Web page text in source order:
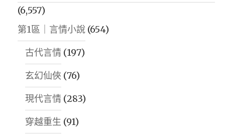
(6,557)
第1區｜言情小說 (654)
古代言情 (197)
玄幻仙俠 (76)
現代言情 (283)
穿越重生 (91)